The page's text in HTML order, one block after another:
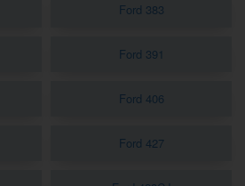
Ford 383
Ford 391
Ford 406
Ford 427